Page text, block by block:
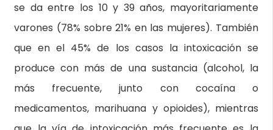
se da entre los 10 y 39 años, mayoritariamente
varones (78% sobre 21% en las mujeres). También
que en el 45% de los casos la intoxicación se
produce con más de una sustancia (alcohol, la
más frecuente, junto con cocaína o
medicamentos, marihuana y opioides), mientras